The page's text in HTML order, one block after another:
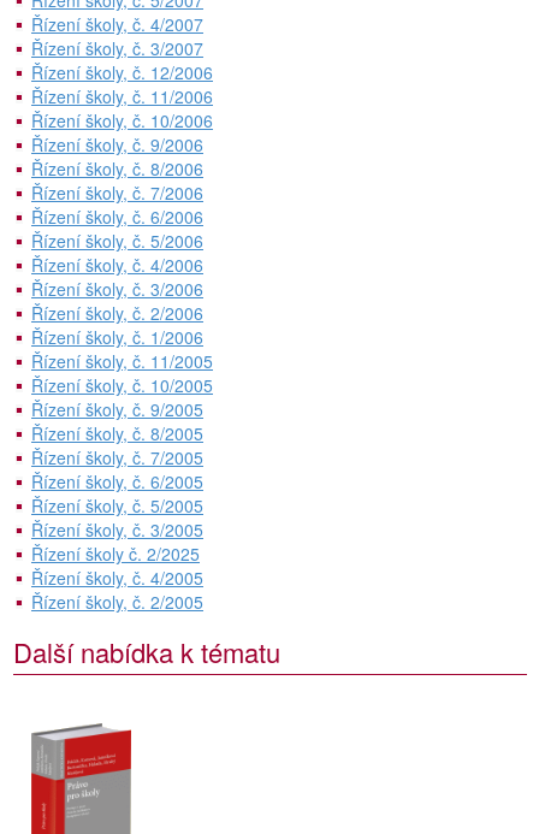
Řízení školy, č. 4/2007
Řízení školy, č. 3/2007
Řízení školy, č. 12/2006
Řízení školy, č. 11/2006
Řízení školy, č. 10/2006
Řízení školy, č. 9/2006
Řízení školy, č. 8/2006
Řízení školy, č. 7/2006
Řízení školy, č. 6/2006
Řízení školy, č. 5/2006
Řízení školy, č. 4/2006
Řízení školy, č. 3/2006
Řízení školy, č. 2/2006
Řízení školy, č. 1/2006
Řízení školy, č. 11/2005
Řízení školy, č. 10/2005
Řízení školy, č. 9/2005
Řízení školy, č. 8/2005
Řízení školy, č. 7/2005
Řízení školy, č. 6/2005
Řízení školy, č. 5/2005
Řízení školy, č. 3/2005
Řízení školy č. 2/2025
Řízení školy, č. 4/2005
Řízení školy, č. 2/2005
Další nabídka k tématu